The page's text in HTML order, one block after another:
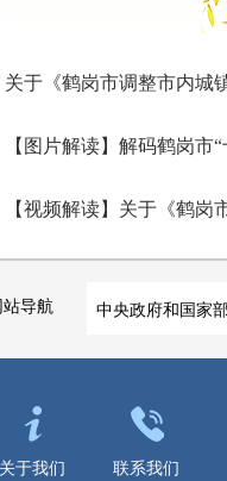
关于《鹤岗市调整市内城镇
【图片解读】解码鹤岗市
【视频解读】关于《鹤岗市人民
（总第22期）
站导航 中央政府和国家
关于我们 联系我们